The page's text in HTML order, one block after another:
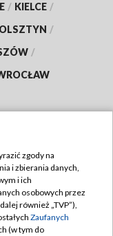
/ KIELCE /
OLSZTYN /
/
zgody na
i zbierania danych,
i ich
osobowych przez
również „TVP”),
Zaufanych
(w tym do